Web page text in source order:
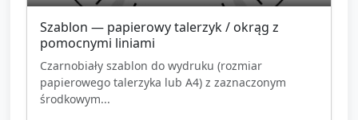
Szablon — papierowy talerzyk / okrąg z
pomocnymi liniami
Czarnobiały szablon do wydruku (rozmiar
papierowego talerzyka lub A4) z zaznaczonym
środkowym...